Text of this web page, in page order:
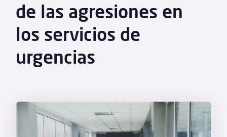
de las agresiones en
los servicios de
urgencias